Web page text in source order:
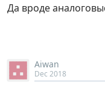
Да вроде
Aiwan
Dec 2018